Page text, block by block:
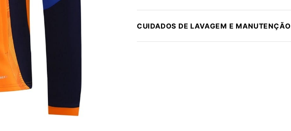
CUIDADOS DE LAVAGEM E MANUTENÇÃO